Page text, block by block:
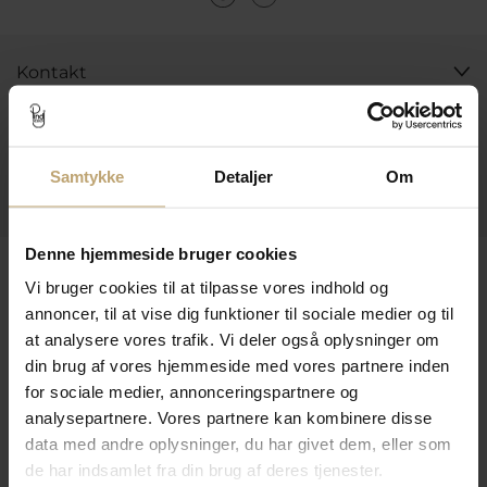
Samtykke Detaljer Om
Denne hjemmeside bruger cookies
Vi bruger cookies til at tilpasse vores indhold og
annoncer, til at vise dig funktioner til sociale medier og til
at analysere vores trafik. Vi deler også oplysninger om
din brug af vores hjemmeside med vores partnere inden
for sociale medier, annonceringspartnere og
analysepartnere. Vores partnere kan kombinere disse
data med andre oplysninger, du har givet dem, eller som
de har indsamlet fra din brug af deres tjenester.
Kontakt
Åbningstider I Butikken
Leveringsmuligheder
Betalingsmuligheder
Sikker Og Tryg E-Handel